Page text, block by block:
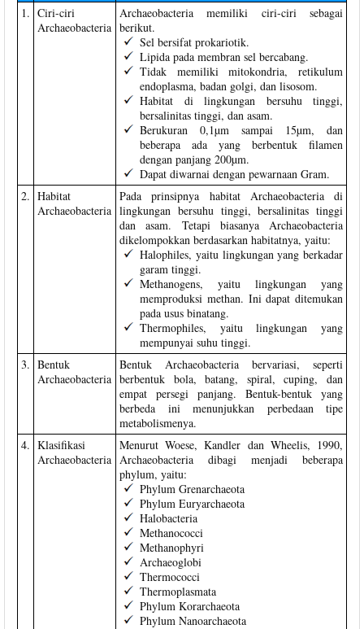
1. Ciri-ciri
Archaeobacteria
Archaeobacteria memiliki ciri-ciri sebagai
berikut.
Sel bersifat prokariotik.
Lipida pada membran sel bercabang.
Tidak memiliki mitokondria, retikulum
endoplasma, badan golgi, dan lisosom.
Habitat di lingkungan bersuhu tinggi,
bersalinitas tinggi, dan asam.
Berukuran 0,1µm sampai 15µm, dan
beberapa ada yang berbentuk filamen
dengan panjang 200µm.
Dapat diwarnai dengan pewarnaan Gram.
2. Habitat
Archaeobacteria
Pada prinsipnya habitat Archaeobacteria di
lingkungan bersuhu tinggi, bersalinitas tinggi
dan asam. Tetapi biasanya Archaeobacteria
dikelompokkan berdasarkan habitatnya, yaitu:
Halophiles, yaitu lingkungan yang berkadar
garam tinggi.
Methanogens, yaitu lingkungan yang
memproduksi methan. Ini dapat ditemukan
pada usus binatang.
Thermophiles, yaitu lingkungan yang
mempunyai suhu tinggi.
3. Bentuk
Archaeobacteria
Bentuk Archaeobacteria bervariasi, seperti
berbentuk bola, batang, spiral, cuping, dan
empat persegi panjang. Bentuk-bentuk yang
berbeda ini menunjukkan perbedaan tipe
metabolismenya.
4. Klasifikasi
Archaeobacteria
Menurut Woese, Kandler dan Wheelis, 1990,
Archaeobacteria dibagi menjadi beberapa
phylum, yaitu:
Phylum Grenarchaeota
Phylum Euryarchaeota
Halobacteria
Methanococci
Methanophyri
Archaeoglobi
Thermococci
Thermoplasmata
Phylum Korarchaeota
Phylum Nanoarchaeota